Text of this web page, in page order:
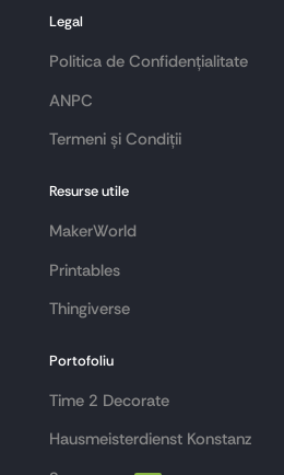
Legal
Politica de Confidențialitate
ANPC
Termeni și Condiții
Resurse utile
MakerWorld
Printables
Thingiverse
Portofoliu
Time 2 Decorate
Hausmeisterdienst Konstanz